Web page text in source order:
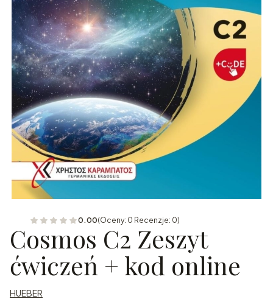
0.00(Oceny: 0 Recenzje: 0)
Cosmos C2 Zeszyt
ćwiczeń + kod online
HUEBER